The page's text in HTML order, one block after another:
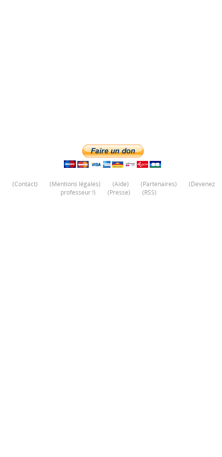
(Contact) (Mentions légales) (Aide) (Partenaires) (Devenez
professeur !) (Presse) (RSS)